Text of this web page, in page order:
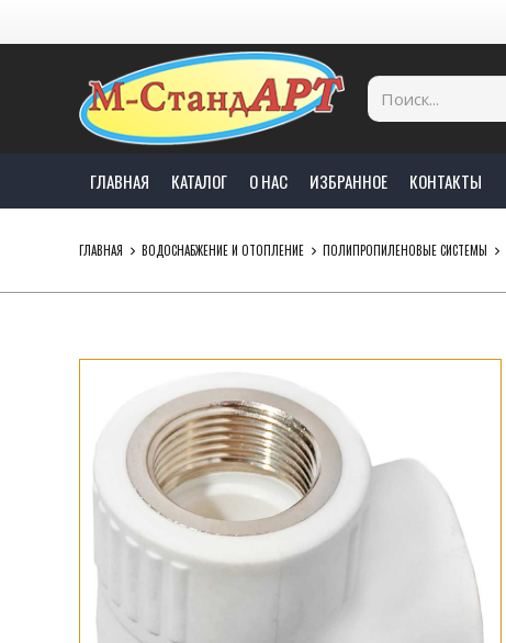
ГЛАВНАЯ КАТАЛОГ О НАС ИЗБРАННОЕ КОНТАКТЫ
ГЛАВНАЯ ВОДОСНАБЖЕНИЕ И ОТОПЛЕНИЕ ПОЛИПРОПИЛЕНОВЫЕ СИСТЕМЫ